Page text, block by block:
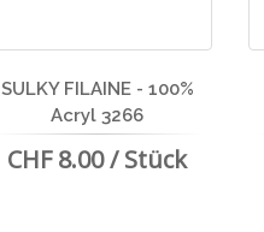
SULKY FILAINE - 100%
Acryl 3266
CHF 8.00 / Stück